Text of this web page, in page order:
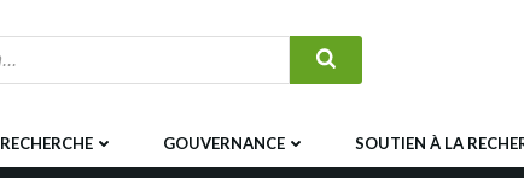
RECHERCHE GOUVERNANCE SOUTIEN À LA